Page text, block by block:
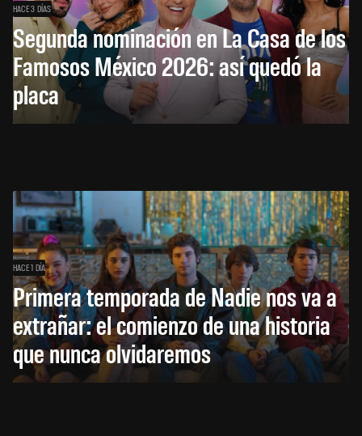
HACE 3 DÍAS
Segunda nominación en La Casa de los
Famosos México 2026: así quedó la
placa
HACE 1 DÍA
Primera temporada de Nadie nos va a
extrañar: el comienzo de una historia
que nunca olvidaremos